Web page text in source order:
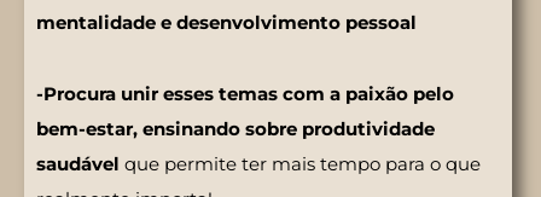
mentalidade e desenvolvimento pessoal
-Procura unir esses temas com a paixão pelo
bem-estar, ensinando sobre produtividade
saudável que permite ter mais tempo para o que